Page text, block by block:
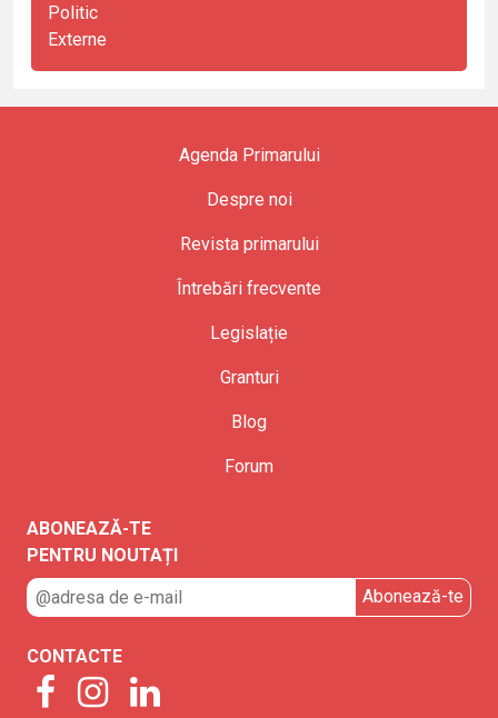
Politic
Externe
Agenda Primarului
Despre noi
Revista primarului
Întrebări frecvente
Legislație
Granturi
Blog
Forum
ABONEAZĂ-TE
PENTRU NOUTAȚI
CONTACTE